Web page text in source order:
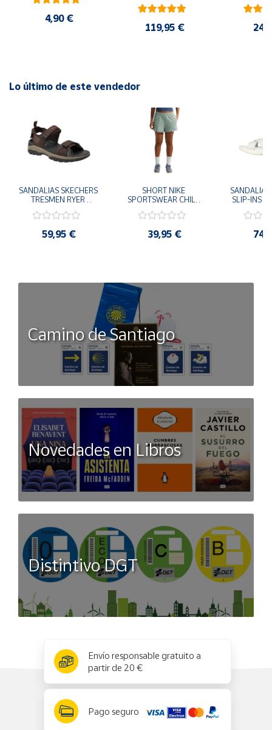
4,90 €
NEGRO JR6303
HOMBRE
119,95 €
Lo último de este vendedor
SANDALIAS SKECHERS
TRESMEN RYER
205112-CHOC
COMODAS
59,95 €
SHORT NIKE
SPORTSWEAR CHILL
006 PANTALONES
39,95 €
SANDALIAS
SLIP-INS
Camino de Santiago
Novedades en Libros
Distintivo DGT
Envío responsable gratuito a
partir de 20 €
Pago seguro